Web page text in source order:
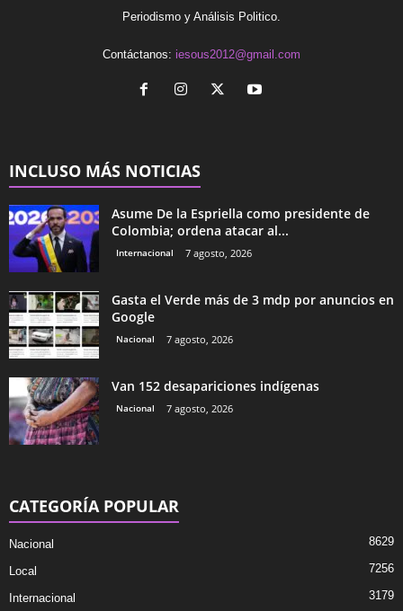
Periodismo y Análisis Politico.
Contáctanos: iesous2012@gmail.com
INCLUSO MÁS NOTICIAS
Asume De la Espriella como presidente de
Colombia; ordena atacar al...
Internacional 7 agosto, 2026
Gasta el Verde más de 3 mdp por anuncios en
Google
Nacional 7 agosto, 2026
Van 152 desapariciones indígenas
Nacional 7 agosto, 2026
CATEGORÍA POPULAR
Nacional 8629
Local 7256
Internacional 3179